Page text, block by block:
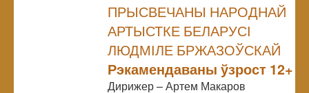
ПРЫСВЕЧАНЫ НАРОДНАЙ
АРТЫСТКЕ БЕЛАРУСІ
ЛЮДМІЛЕ БРЖАЗОЎСКАЙ
Рэкамендаваны ўзрост 12+
Дирижер – Артем Макаров